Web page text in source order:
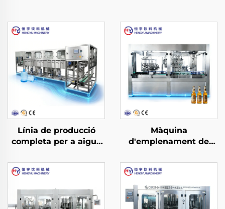
Línia de producció
completa per a aigua
en-1
Màquina
d'emplenament de